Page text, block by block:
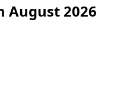
August 2026